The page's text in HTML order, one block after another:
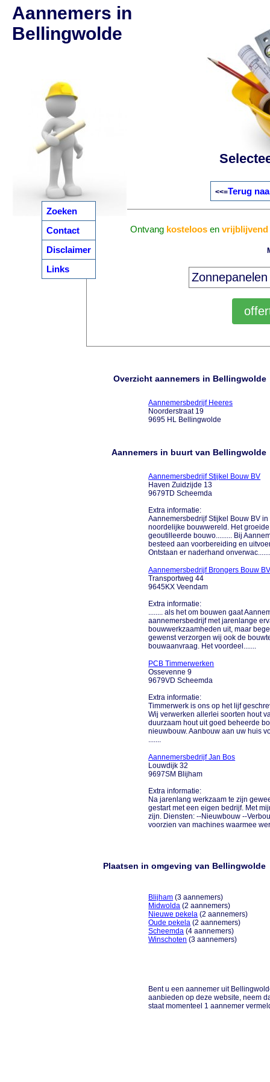
Zoeken
Contact
Disclaimer
Links
Aannemers in
Bellingwolde
<<=Terug
Ontvang kosteloos envrijblijvend
Overzicht aannemers in Bellingwolde
Aannemersbedrijf Heeres
Noorderstraat 19
9695 HL Bellingwolde
Aannemers in buurt van Bellingwolde
Aannemersbedrijf Stijkel Bouw BV
Haven Zuidzijde 13
9679TD Scheemda
Extra informatie:
Aannemersbedrijf Stijkel Bouw BV
noordelijke bouwwereld. Het
geoutilleerde bouwo......... Bij
besteed aan voorbereiding en
Ontstaan er naderhand
Aannemersbedrijf Brongers Bouw
Transportweg 44
9645KX Veendam
Extra informatie:
........ als het om bouwen gaat
aannemersbedrijf met jarenlange
bouwwerkzaamheden uit, maar
gewenst verzorgen wij ook de
bouwaanvraag. Het voordeel.......
PCB Timmerwerken
Ossevenne 9
9679VD Scheemda
Extra informatie:
Timmerwerk is ons op het lijf
Wij verwerken allerlei soorten hout
duurzaam hout uit goed beheerde
nieuwbouw. Aanbouw aan uw huis
.......
Aannemersbedrijf Jan Bos
Louwdijk 32
9697SM Blijham
Extra informatie:
Na jarenlang werkzaam te zijn
gestart met een eigen bedrijf. Met
zijn. Diensten: --Nieuwbouw --
voorzien van machines waarmee
Plaatsen in omgeving van Bellingwolde
Blijham (3 aannemers)
Midwolda (2 aannemers)
Nieuwe pekela (2 aannemers)
Oude pekela (2 aannemers)
Scheemda (4 aannemers)
Winschoten (3 aannemers)
Bent u een aannemer uit
aanbieden op deze website, neem
staat momenteel 1 aannemer